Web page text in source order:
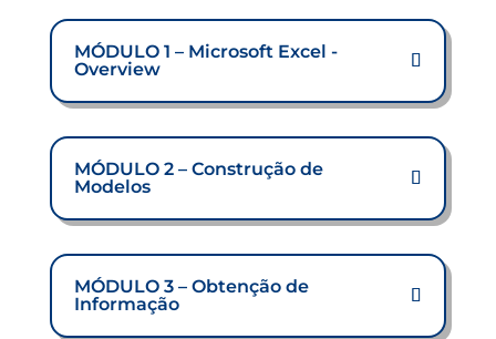
MÓDULO 1 – Microsoft Excel -
Overview
MÓDULO 2 – Construção de
Modelos
MÓDULO 3 – Obtenção de
Informação